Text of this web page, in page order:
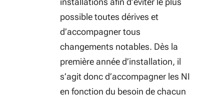
possible toutes dérives et
d’accompagner tous
changements notables. Dès la
première année d’installation, il
s’agit donc d’accompagner les NI
en fonction du besoin de chacun